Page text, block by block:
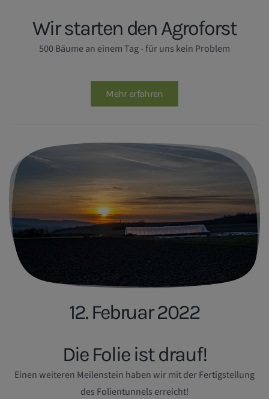
Wir starten den Agroforst
500 Bäume an einem Tag - für uns kein Problem
Mehr erfahren
12. Februar 2022
Die Folie ist drauf!
Einen weiteren Meilenstein haben wir mit der Fertigstellung
des Folientunnels erreicht!